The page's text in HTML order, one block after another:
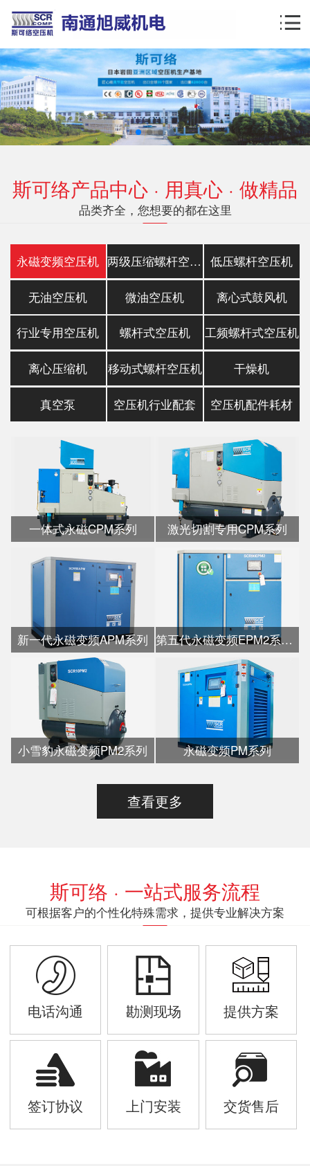
斯可络产品中心 · 用真心 · 做精品
品类齐全，您想要的都在这里
永磁变频空压机 两级压缩螺杆空压机 低压螺杆空压机
无油空压机 微油空压机 离心式鼓风机
行业专用空压机 螺杆式空压机 工频螺杆式空压机
离心压缩机 移动式螺杆空压机 干燥机
真空泵 空压机行业配套 空压机配件耗材
一体式永磁CPM系列 激光切割专用CPM系列
新一代永磁变频APM系列 第五代永磁变频EPM2系列水冷
小雪豹永磁变频PM2系列 永磁变频PM系列
查看更多
斯可络 · 一站式服务流程
可根据客户的个性化特殊需求，提供专业解决方案
电话沟通 勘测现场 提供方案
签订协议 上门安装 交货售后